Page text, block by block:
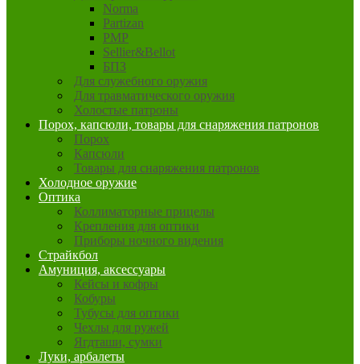
Norma
Partizan
PMP
Sellier&Bellot
БПЗ
Для служебного оружия
Для травматического оружия
Холостые патроны
Порох, капсюли, товары для снаряжения патронов
Порох
Капсюли
Товары для снаряжения патронов
Холодное оружие
Оптика
Коллиматорные прицелы
Крепления для оптики
Приборы ночного видения
Страйкбол
Амуниция, аксессуары
Кейсы и кофры
Кобуры
Тубусы для оптики
Чехлы для ружей
Ягдташи, сумки
Луки, арбалеты